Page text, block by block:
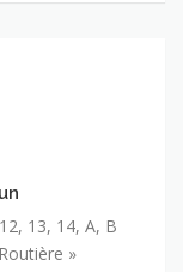
13, 14, A, B
»